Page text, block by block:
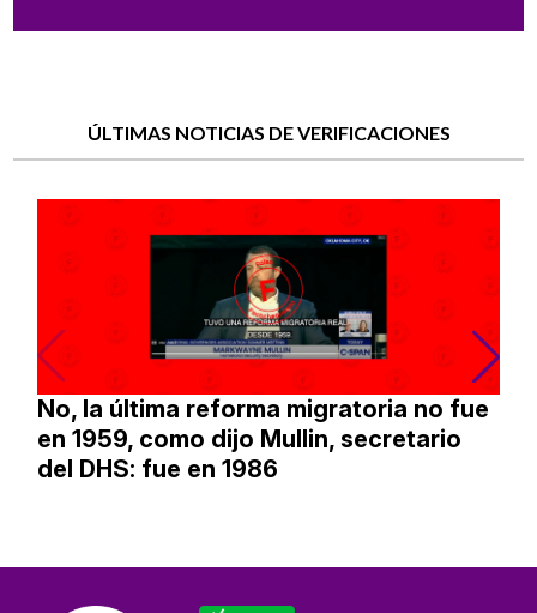
ÚLTIMAS NOTICIAS DE VERIFICACIONES
No, la última reforma migratoria no fue
en 1959, como dijo Mullin, secretario
del DHS: fue en 1986